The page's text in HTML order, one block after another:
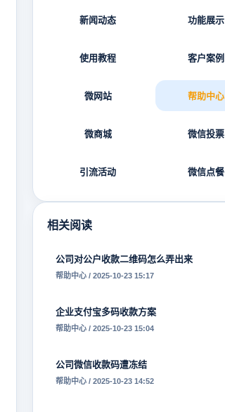
新闻动态 功能展示
使用教程 客户案例
微网站 帮助中心
微商城 微信投票
引流活动 微信点餐
相关阅读
公司对公户收款二维码怎么弄出来
帮助中心 / 2025-10-23 15:17
企业支付宝多码收款方案
帮助中心 / 2025-10-23 15:04
公司微信收款码遭冻结
帮助中心 / 2025-10-23 14:52